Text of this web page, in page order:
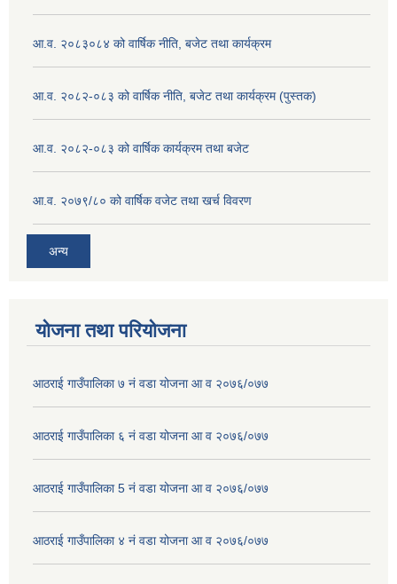
आ.व. २०८३०८४ को वार्षिक नीति, बजेट तथा कार्यक्रम
आ.व. २०८२-०८३ को वार्षिक नीति, बजेट तथा कार्यक्रम (पुस्तक)
आ.व. २०८२-०८३ को वार्षिक कार्यक्रम तथा बजेट
आ.व. २०७९/८० को वार्षिक वजेट तथा खर्च विवरण
अन्य
योजना तथा परियोजना
आठराई गाउँपालिका ७ नं वडा योजना आ व २०७६/०७७
आठराई गाउँपालिका ६ नं वडा योजना आ व २०७६/०७७
आठराई गाउँपालिका 5 नं वडा योजना आ व २०७६/०७७
आठराई गाउँपालिका ४ नं वडा योजना आ व २०७६/०७७